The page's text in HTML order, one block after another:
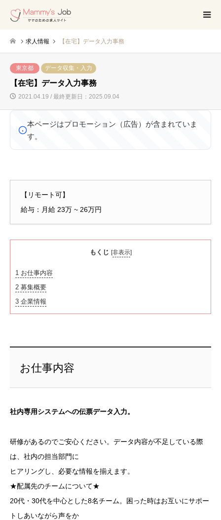
求人情報 【在宅】データ入力事務
東京都 データ収集・入力
【在宅】データ入力事務
2021.04.19 / 最終更新日：2025.09.04
本ページはプロモーション（広告）が含まれていま
す。
【リモート可】
給与：月給 23万 ~ 26万円
もくじ [非表示]
1 お仕事内容
2 募集概要
3 企業情報
お仕事内容
社内専用システムへの伝票データ入力。
研修があるのでご安心ください。データ内容が不足している際
は、社内の担当部門に
ヒアリングし、必要な情報を揃えます。
★配属先のチームについて★
20代・30代を中心とした8名チーム。困った時はお互いにサポー
トしあいながら声をか